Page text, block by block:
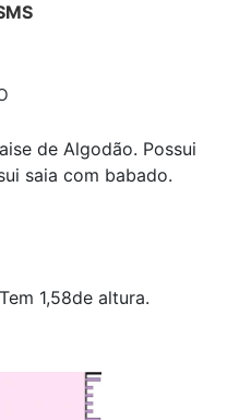
de Algodão. Possui
saia com babado.
1,58de altura.